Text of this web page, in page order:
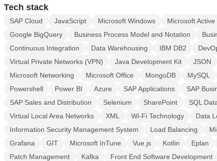
Tech stack
SAP Cloud JavaScript Microsoft Windows
Microsoft
Google BigQuery
Business Process Model and Notation
Continuous Integration
Data Warehousing IBM DB2
Virtual Private Networks (VPN)
Java Development Kit
JSON
Microsoft Networking
Microsoft Office MongoDB
MySQL
Powershell
Power BI Azure SAP Applications
SAP
SAP Sales and Distribution
Selenium SharePoint
SQL
Virtual Local Area Networks
XML Wi-Fi Technology
Data
Information Security Management System
Load Balancing
Grafana
GIT Microsoft InTune Vue.js Kotlin
Eplan
Patch Management
Kafka
Front End Software Development